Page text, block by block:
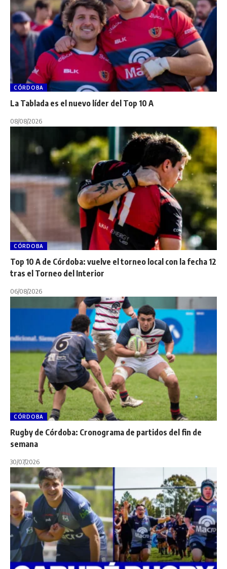
CÓRDOBA
La Tablada es el nuevo líder del Top 10 A
08/08/2026
CÓRDOBA
Top 10 A de Córdoba: vuelve el torneo local con la fecha 12
tras el Torneo del Interior
06/08/2026
CÓRDOBA
Rugby de Córdoba: Cronograma de partidos del fin de
semana
30/07/2026